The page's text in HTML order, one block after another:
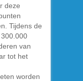
deze
Tijdens de
van
tot het
worden